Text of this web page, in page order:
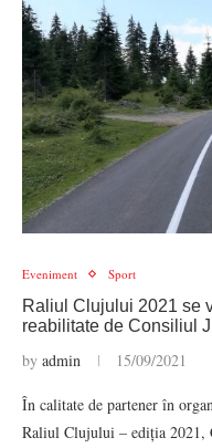
Eveniment Sport
Raliul Clujului 2021 se
reabilitate de Consiliul
by admin 15/09/2021
În calitate de partener în
Raliul Clujului – ediția 2021,